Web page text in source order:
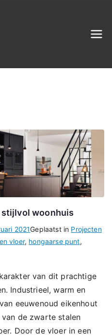
begint bij Rein Parket
stijlvol woonhuis
2021Geplaatst in Projecten
vloer, hongaarse punt,
van dit prachtige
Industrieel, warm en
eeuwenoud eikenhout
de zwarte stalen
Door de vloer in een